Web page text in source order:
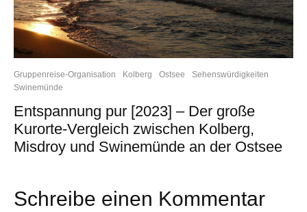
Gruppenreise-Organisation Kolberg Ostsee
Sehenswürdigkeiten
Swinemünde
Entspannung pur [2023] – Der große
Kurorte-Vergleich zwischen Kolberg,
Misdroy und Swinemünde an der Ostsee
Schreibe einen Kommentar